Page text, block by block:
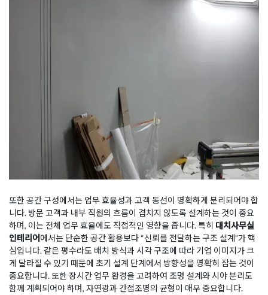
또한 공간 구성에서는 업무 효율성과 고객 동선이 명확하게 분리되어야 합
니다. 방문 고객과 내부 직원의 흐름이 겹치지 않도록 설계하는 것이 중요
하며, 이는 전체 업무 효율에도 직접적인 영향을 줍니다. 특히 대치사무실
인테리어 에서는 단순한 공간 활용보다 “신뢰를 전달하는 구조 설계”가 핵
심입니다. 같은 평수라도 배치 방식과 시각 구조에 따라 기업 이미지가 크
게 달라질 수 있기 때문에 초기 설계 단계에서 방향성을 명확히 잡는 것이
중요합니다. 또한 장시간 업무 환경을 고려하여 조명 설계와 시야 분리도
함께 계획되어야 하며, 자연광과 간접조명의 균형이 매우 중요합니다.